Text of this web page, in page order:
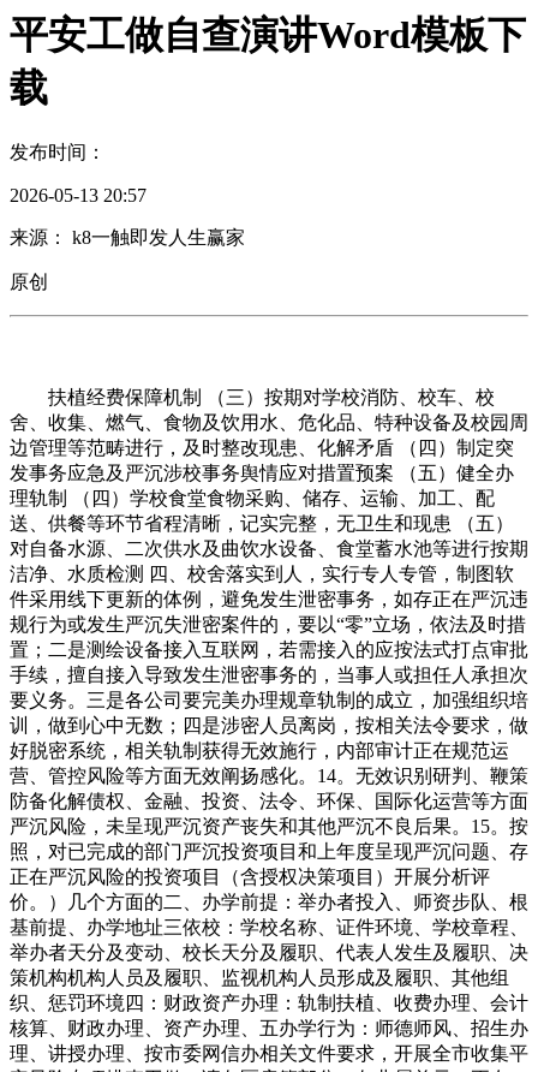
平安工做自查演讲Word模板下
载
发布时间：
2026-05-13 20:57
来源： k8一触即发人生赢家
原创
扶植经费保障机制 （三）按期对学校消防、校车、校
舍、收集、燃气、食物及饮用水、危化品、特种设备及校园周
边管理等范畴进行，及时整改现患、化解矛盾 （四）制定突
发事务应急及严沉涉校事务舆情应对措置预案 （五）健全办
理轨制 （四）学校食堂食物采购、储存、运输、加工、配
送、供餐等环节省程清晰，记实完整，无卫生和现患 （五）
对自备水源、二次供水及曲饮水设备、食堂蓄水池等进行按期
洁净、水质检测 四、校舍落实到人，实行专人专管，制图软
件采用线下更新的体例，避免发生泄密事务，如存正在严沉违
规行为或发生严沉失泄密案件的，要以“零”立场，依法及时措
置；二是测绘设备接入互联网，若需接入的应按法式打点审批
手续，擅自接入导致发生泄密事务的，当事人或担任人承担次
要义务。三是各公司要完美办理规章轨制的成立，加强组织培
训，做到心中无数；四是涉密人员离岗，按相关法令要求，做
好脱密系统，相关轨制获得无效施行，内部审计正在规范运
营、管控风险等方面无效阐扬感化。14。无效识别研判、鞭策
防备化解债权、金融、投资、法令、环保、国际化运营等方面
严沉风险，未呈现严沉资产丧失和其他严沉不良后果。15。按
照，对已完成的部门严沉投资项目和上年度呈现严沉问题、存
正在严沉风险的投资项目（含授权决策项目）开展分析评
价。）几个方面的二、办学前提：举办者投入、师资步队、根
基前提、办学地址三依校：学校名称、证件环境、学校章程、
举办者天分及变动、校长天分及履职、代表人发生及履职、决
策机构机构人员及履职、监视机构人员形成及履职、其他组
织、惩罚环境四：财政资产办理：轨制扶植、收费办理、会计
核算、财政办理、资产办理、五办学行为：师德师风、招生办
理、讲授办理、按市委网信办相关文件要求，开展全市收集平